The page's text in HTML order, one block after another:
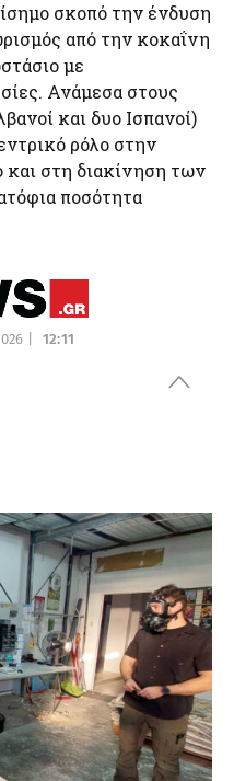
σκοπό την ένδυση
από την κοκαΐνη
με
Ανάμεσα στους
και δυο Ισπανοί)
ρόλο στην
και στη διακίνηση των
ποσότητα